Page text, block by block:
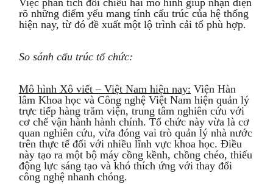
Việc phân tích đối chiếu hai mô hình giúp nhận diện
rõ những điểm yếu mang tính cấu trúc của hệ thống
hiện nay, từ đó đề xuất một lộ trình cải tổ phù hợp.
So sánh cấu trúc tổ chức:
Mô hình Xô viết – Việt Nam hiện nay: Viện Hàn
lâm Khoa học và Công nghệ Việt Nam hiện quản lý
trực tiếp hàng trăm viện, trung tâm nghiên cứu với
cơ chế vận hành hành chính. Tổ chức này vừa là cơ
quan nghiên cứu, vừa đóng vai trò quản lý nhà nước
trên thực tế đối với nhiều lĩnh vực khoa học. Điều
này tạo ra một bộ máy cồng kềnh, chồng chéo, thiếu
động lực sáng tạo và khó thích ứng với thay đổi
công nghệ nhanh chóng.